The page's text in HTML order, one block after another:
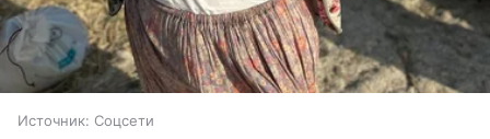
Источник: Соцсети